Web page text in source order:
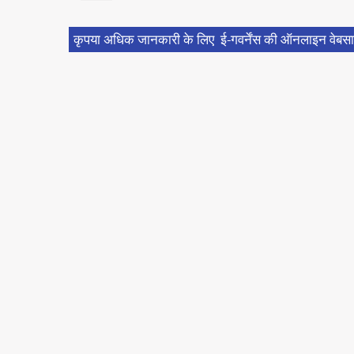
कृपया अधिक जानकारी के लिए ई-गवर्नेंस की ऑनलाइन